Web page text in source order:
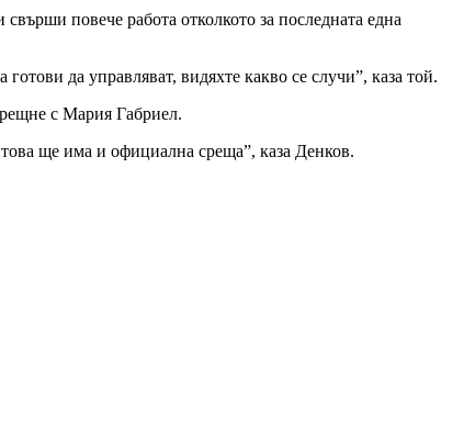
повече работа отколкото за последната една
да управляват, видяхте какво се случи”, каза той.
с Мария Габриел.
ще има и официална среща”, каза Денков.